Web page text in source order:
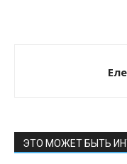
ЭТО МОЖЕТ БЫТЬ